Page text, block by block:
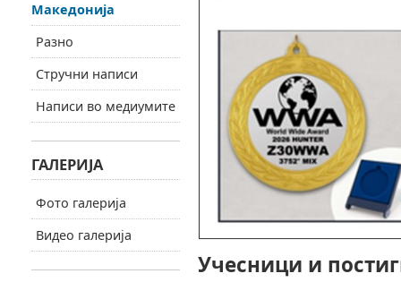
Учесници и
Македонија
Разно
Стручни написи
Написи во медиумите
ГАЛЕРИЈА
Фото галерија
Видео галерија